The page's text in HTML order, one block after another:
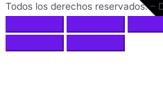
Todos los derechos reservados. –